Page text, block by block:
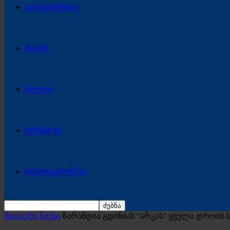
კალათბურთი
რაგბი
ბლოგი
ჟურნალი
ფოტოგალერეა
მთავარი ნიუსი ზარანდია გდინიას “არკას” ყველა დროის